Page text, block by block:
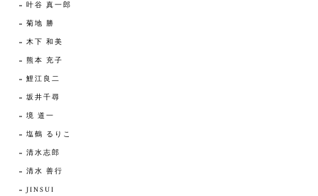
叶谷 真一郎
菊地 勝
木下 和美
熊本 充子
鯉江良二
坂井千尋
境 道一
塩鶴 るりこ
清水志郎
清水 善行
JINSUI